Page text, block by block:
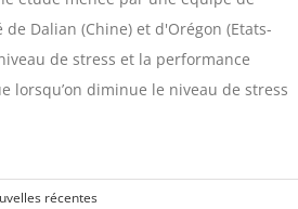
Dalian (Chine) et d'Orégon (Etats-
de stress et la performance
lorsqu’on diminue le niveau de stress
récentes